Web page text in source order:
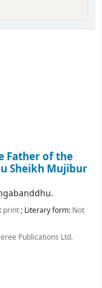
Father of the
Sheikh Mujibur
print; Literary form: Not
Publications Ltd.